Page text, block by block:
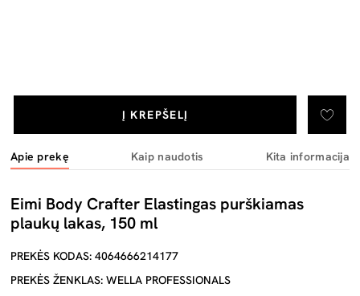
Į KREPŠELĮ
Apie prekę Kaip naudotis Kita informacija
Eimi Body Crafter Elastingas purškiamas
plaukų lakas, 150 ml
PREKĖS KODAS: 4064666214177
PREKĖS ŽENKLAS: WELLA PROFESSIONALS